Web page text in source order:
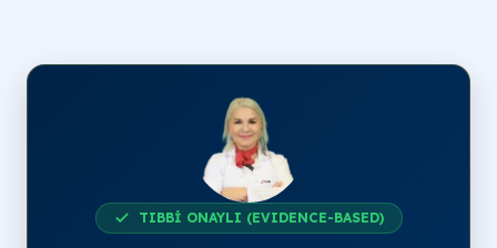
TIBBİ ONAYLI (EVIDENCE-BASED)